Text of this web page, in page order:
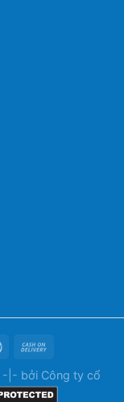
-|- bởi Công ty cổ